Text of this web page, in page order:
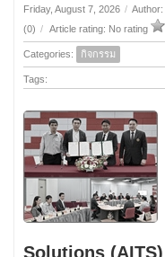
Friday, August 7, 2026 / Author:
(0) / Article rating: No rating
Categories: กิจกรรม
Tags:
Solutions